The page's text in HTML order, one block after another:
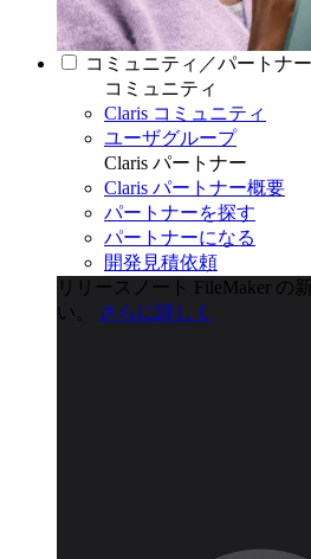
コミュニティ／パートナー
コミュニティ
Claris コミュニティ
ユーザグループ
Claris パートナー
Claris パートナー概要
パートナーを探す
パートナーになる
開発見積依頼
リリースノート
FileMaker の
い。
さらに詳しく